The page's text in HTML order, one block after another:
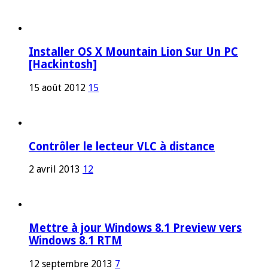
Installer OS X Mountain Lion Sur Un PC
[Hackintosh]
15 août 2012 15
Contrôler le lecteur VLC à distance
2 avril 2013 12
Mettre à jour Windows 8.1 Preview vers
Windows 8.1 RTM
12 septembre 2013 7